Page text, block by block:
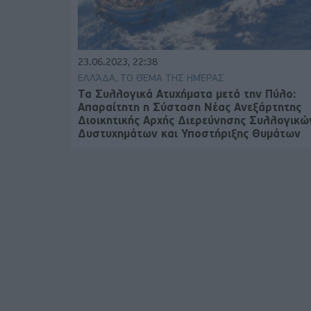
23.06.2023, 22:38
ΕΛΛΆΔΑ, ΤΟ ΘΈΜΑ ΤΗΣ ΗΜΈΡΑΣ
Τα Συλλογικά Ατυχήματα μετά την Πύλο:
Απαραίτητη η Σύσταση Νέας Ανεξάρτητης
Διοικητικής Αρχής Διερεύνησης
Δυστυχημάτων και Υποστήριξης Θυμάτων